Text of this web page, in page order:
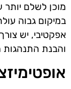
מוכן לשלם יותר
במיקום גבוה
אפקטיבי, יש
והבנת